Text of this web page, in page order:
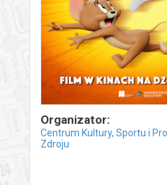
Organizator:
Centrum Kultury, Sportu i
Zdroju